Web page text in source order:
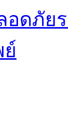
อดภัย